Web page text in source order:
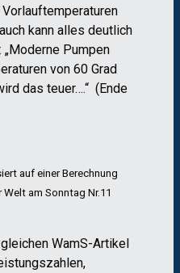
kann alles deutlich
„Moderne Pumpen
von 60 Grad
das teuer….“ (Ende
auf einer Berechnung
am Sonntag Nr.11
WamS-Artikel